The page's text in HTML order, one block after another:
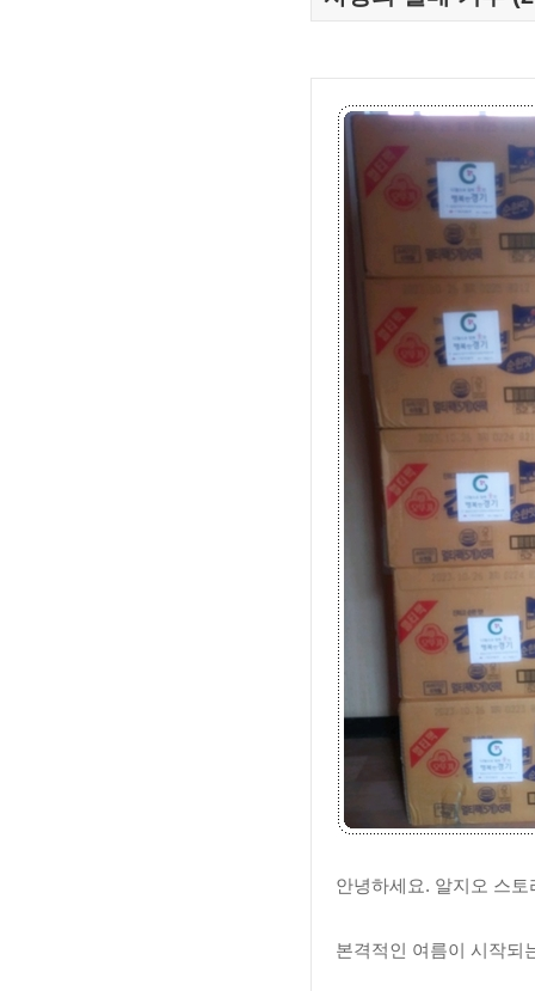
안녕하세요. 알지오 스
본격적인 여름이 시작되